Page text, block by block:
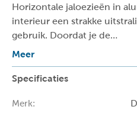
Horizontale jaloezieën in
interieur een strakke
gebruik. Doordat je de…
Meer
Specificaties
Merk: